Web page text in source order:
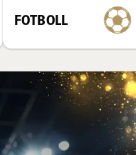
FOTBOLL